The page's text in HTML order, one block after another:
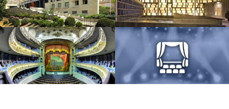
TEATRO AUDITORIO DE
CUENCA
Cuenca
TEATRO AUDITORIO BUERO
Guadalajara